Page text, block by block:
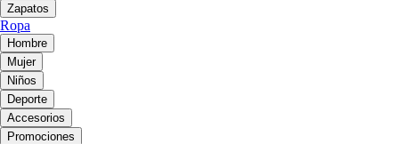
Zapatos
Ropa
Hombre
Mujer
Niños
Deporte
Accesorios
Promociones